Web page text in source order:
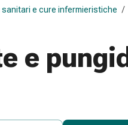
e cure infermieristiche /
e